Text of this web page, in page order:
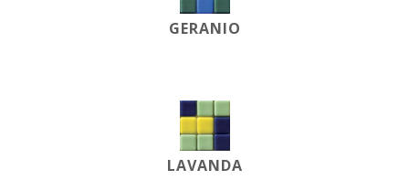
GERANIO
LAVANDA